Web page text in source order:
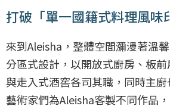
打破「單一國籍式料理風味
來到Aleisha，整體空間瀰漫著溫
分區式設計，以開放式廚房、板
與走入式酒窖各司其職，同時主
藝術家們為Aleisha客製不同作品